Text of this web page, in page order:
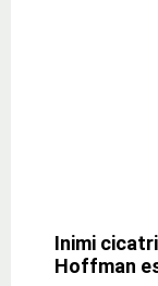
Inimi
Hoffman